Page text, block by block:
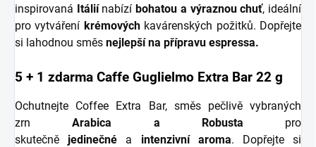
inspirovaná Itáliínabízí bohatou a výraznou chuť, ideální
pro vytváření krémovýchkavárenských požitků. Dopřejte
si lahodnou směs nejlepší na přípravu espressa.
5 + 1 zdarma Caffe Guglielmo Extra Bar 22 g
Ochutnejte Coffee Extra Bar, směs pečlivě vybraných
zrn Arabica a Robusta pro
skutečnějedinečné a intenzivní aroma. Dopřejte si